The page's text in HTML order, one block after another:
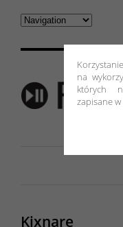
na
których
zapisane
Kixnare